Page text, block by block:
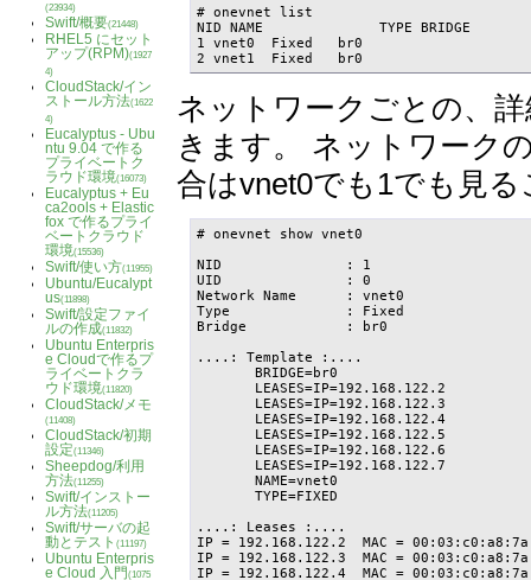
(23934)
Swift/概要(21448)
RHEL5 にセット
アップ(RPM)(1927
4)
CloudStack/イン
ストール方法(1622
4)
Eucalyptus - Ubu
ntu 9.04 で作る
プライベートク
ラウド環境(16073)
Eucalyptus + Eu
ca2ools + Elastic
fox で作るプライ
ベートクラウド
環境(15536)
Swift/使い方(11955)
Ubuntu/Eucalypt
us(11898)
Swift/設定ファイ
ルの作成(11832)
Ubuntu Enterpris
e Cloudで作るプ
ライベートクラ
ウド環境(11820)
CloudStack/メモ
(11408)
CloudStack/初期
設定(11346)
Sheepdog/利用
方法(11255)
Swift/インストー
ル方法(11205)
Swift/サーバの起
動とテスト(11197)
Ubuntu Enterpris
e Cloud 入門(1075
# onevnet list
NID NAME              TYPE BRIDGE
1 vnet0  Fixed   br0
2 vnet1  Fixed   br0
ネットワークごとの、
きます。 ネットワーク
合はvnet0でも1でも見
# onevnet show vnet0
NID               : 1
UID               : 0
Network Name      : vnet0
Type              : Fixed
Bridge            : br0
....: Template :....
       BRIDGE=br0
       LEASES=IP=192.168.122.2
       LEASES=IP=192.168.122.3
       LEASES=IP=192.168.122.4
       LEASES=IP=192.168.122.5
       LEASES=IP=192.168.122.6
       LEASES=IP=192.168.122.7
       NAME=vnet0
       TYPE=FIXED
....: Leases :....
IP = 192.168.122.2  MAC =
IP = 192.168.122.3  MAC =
IP = 192.168.122.4  MAC =